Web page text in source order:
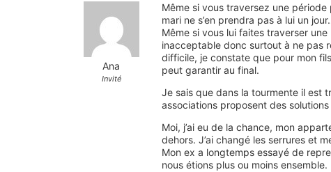
Ana
Invité
Même si vous traversez une
mari ne s’en prendra pas à lui un
Même si vous lui faites traverser
inacceptable donc surtout à ne pas
difficile, je constate que pour mon
peut garantir au final.
Je sais que dans la tourmente il est
associations proposent des
Moi, j’ai eu de la chance, mon
dehors. J’ai changé les serrures et
Mon ex a longtemps essayé de
nous étions plus ou moins